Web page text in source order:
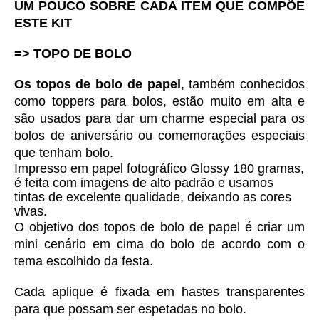
UM POUCO SOBRE CADA ITEM QUE COMPÕE
ESTE KIT
=> TOPO DE BOLO
Os topos de bolo de papel , também conhecidos
como toppers para bolos, estão muito em alta e
são usados para dar um charme especial para os
bolos de aniversário ou comemorações especiais
que tenham bolo.
Impresso em papel fotográfico Glossy 180 gramas,
é feita com imagens de alto padrão e usamos
tintas de excelente qualidade, deixando as cores
vivas.
O objetivo dos topos de bolo de papel é criar um
mini cenário em cima do bolo de acordo com o
tema escolhido da festa.
Cada aplique é fixada em hastes transparentes
para que possam ser espetadas no bolo.